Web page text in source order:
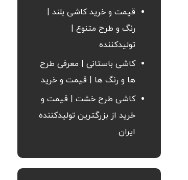
قیمت و خرید کاشی بلند |
رنگ و طرح متنوع |
تولیدکننده
کاشی باستانی | معرفی طرح
ها و رنگ ها | قیمت و خرید
کاشی طرح خشت | قیمت و
خرید از بزرگترین تولیدکننده
ایران